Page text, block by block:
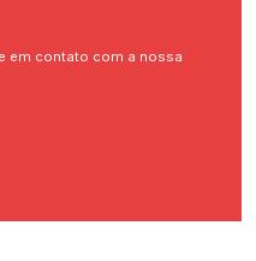
em contato com a nossa